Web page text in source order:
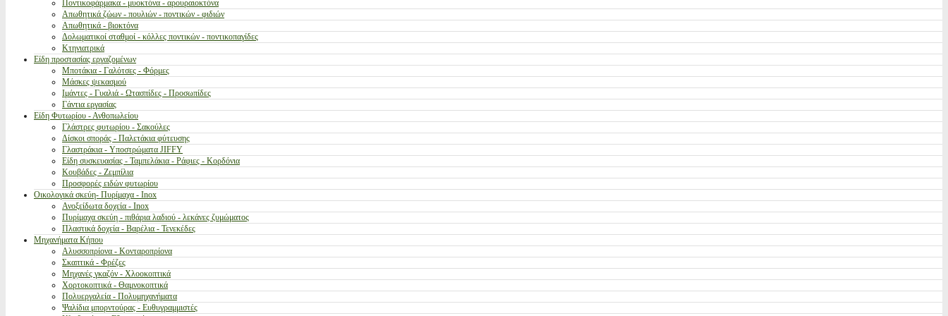
Ποντικοφάρμακα - μυοκτόνα - αρουραιοκτόνα
Απωθητικά ζώων - πουλιών - ποντικών - φιδιών
Απωθητικά - βιοκτόνα
Δολωματικοί σταθμοί - κόλλες ποντικών - ποντικοπαγίδες
Κτηνιατρικά
Είδη προστασίας εργαζομένων
Μποτάκια - Γαλότσες - Φόρμες
Μάσκες ψεκασμού
Ιμάντες - Γυαλιά - Ωτασπίδες - Προσωπίδες
Γάντια εργασίας
Είδη Φυτωρίου - Ανθοπωλείου
Γλάστρες φυτωρίου - Σακούλες
Δίσκοι σποράς - Παλετάκια φύτευσης
Γλαστράκια - Υποστρώματα JIFFY
Είδη συσκευασίας - Ταμπελάκια - Ράφιες - Κορδόνια
Κουβάδες - Ζεμπίλια
Προσφορές ειδών φυτωρίου
Οικολογικά σκεύη- Πυρίμαχα - Inox
Ανοξείδωτα δοχεία - Inox
Πυρίμαχα σκεύη - πιθάρια λαδιού - λεκάνες ζυμώματος
Πλαστικά δοχεία - Βαρέλια - Τενεκέδες
Μηχανήματα Κήπου
Αλυσσοπρίονα - Κονταροπρίονα
Σκαπτικά - Φρέζες
Μηχανές γκαζόν - Χλοοκοπτικά
Χορτοκοπτικά - Θαμνοκοπτικά
Πολυεργαλεία - Πολυμηχανήματα
Ψαλίδια μπορντούρας - Ευθυγραμμιστές